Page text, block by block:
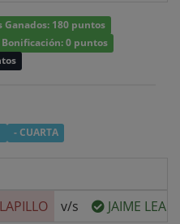
Ganados: 180 puntos
0 puntos
- CUARTA
v/s JAIME LEAL